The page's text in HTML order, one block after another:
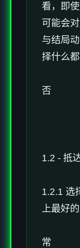
看，即
可能会
与结局
择什么都
否
1.2 - 抵
1.2.1 选
上最好
常